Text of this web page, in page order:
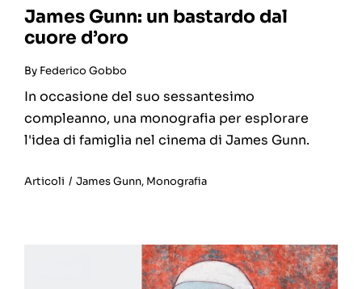
James Gunn: un bastardo dal
cuore d’oro
By Federico Gobbo
In occasione del suo sessantesimo
compleanno, una monografia per esplorare
l'idea di famiglia nel cinema di James Gunn.
Articoli / James Gunn, Monografia